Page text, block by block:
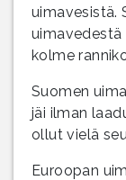
uimavesistä.
uimavedestä
kolme
Suomen
jäi ilman
ollut vielä
Euroopan